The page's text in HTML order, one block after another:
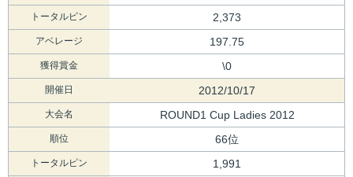
トータルピン 2,373
アベレージ 197.75
獲得賞金 \0
開催日 2012/10/17
大会名 ROUND1 Cup Ladies 2012
順位 66位
トータルピン 1,991